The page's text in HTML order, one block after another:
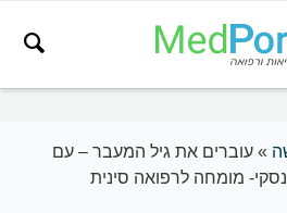
» עוברים את גיל המעבר – עם
מומחה לרפואה סינית